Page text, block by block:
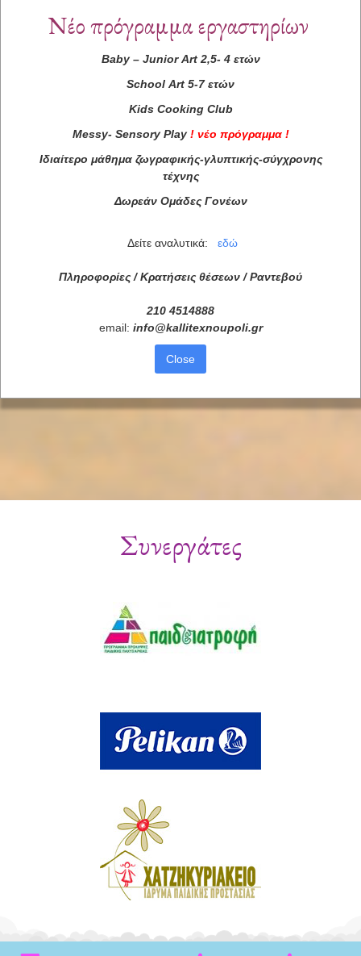
Συνεργάτες
Νέο πρόγραμμα εργαστηρίων
Baby– Junior Art2,5- 4 ετών
School Art 5-7 ετών
Kids Cooking Club
Messy- Sensory Play ! νέο πρόγραμμα !
Ιδιαίτερο μάθημα ζωγραφικής-γλυπτικής-σύγχρονης
τέχνης
Δωρεάν Ομάδες Γονέων
Δείτε αναλυτικά: εδώ
Πληροφορίες / Κρατήσεις θέσεων / Ραντεβού
210 4514888
email: info@kallitexnoupoli.gr
Close